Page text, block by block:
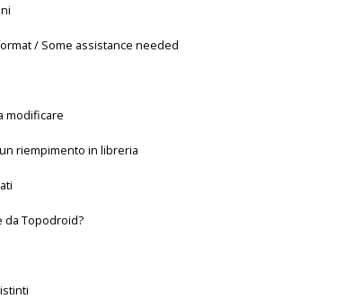
/ Some assistance needed
modificare
riempimento in libreria
da Topodroid?